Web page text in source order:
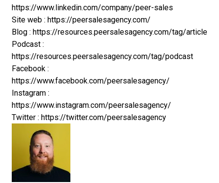
https://www.linkedin.com/company/peer-sales
Site web : https://peersalesagency.com/
Blog : https://resources.peersalesagency.com/tag/article
Podcast :
https://resources.peersalesagency.com/tag/podcast
Facebook :
https://www.facebook.com/peersalesagency/
Instagram :
https://www.instagram.com/peersalesagency/
Twitter : https://twitter.com/peersalesagency